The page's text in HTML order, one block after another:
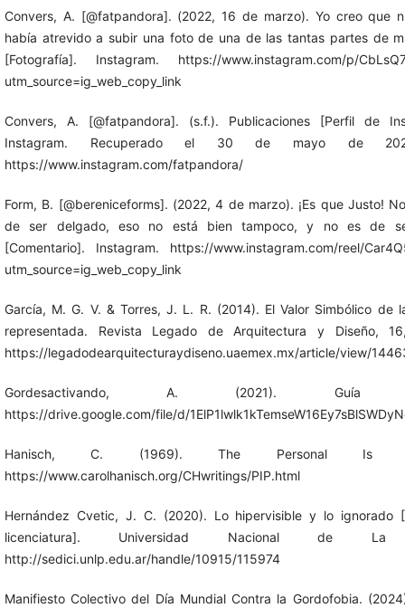
Convers, A. [@fatpandora]. (2022, 16 de marzo). Yo creo que
había atrevido a subir una foto de una de las tantas partes de
[Fotografía]. Instagram. https://www.instagram.com/p/
utm_source=ig_web_copy_link
Convers, A. [@fatpandora]. (s.f.). Publicaciones [Perfil de
Instagram. Recuperado el 30 de mayo de
https://www.instagram.com/fatpandora/
Form, B. [@bereniceforms]. (2022, 4 de marzo). ¡Es que Justo!
de ser delgado, eso no está bien tampoco, y no es de
[Comentario]. Instagram. https://www.instagram.com/reel/
utm_source=ig_web_copy_link
García, M. G. V. & Torres, J. L. R. (2014). El Valor Simbólico de
representada. Revista Legado de Arquitectura y Diseño,
https://legadodearquitecturaydiseno.uaemex.mx/article/view/
Gordesactivando, A. (2021). Guía
https://drive.google.com/file/d/
Hanisch, C. (1969). The Personal Is
https://www.carolhanisch.org/CHwritings/PIP.html
Hernández Cvetic, J. C. (2020). Lo hipervisible y lo ignorado
licenciatura]. Universidad Nacional de La
http://sedici.unlp.edu.ar/handle/10915/115974
Manifiesto Colectivo del Día Mundial Contra la Gordofobia.